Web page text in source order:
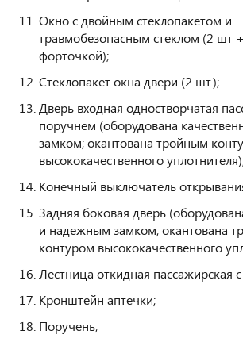
Окно с двойным стеклопакетом и
травмобезопасным стеклом (2 шт
форточкой);
Стеклопакет окна двери (2 шт.);
Дверь входная одностворчатая
поручнем (оборудована
замком; окантована тройным
высококачественного
Конечный выключатель
Задняя боковая дверь
и надежным замком; окантована
контуром высококачественного
Лестница откидная пассажирская
Кронштейн аптечки;
Поручень;